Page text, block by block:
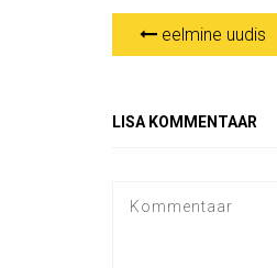
eelmine uudis
LISA KOMMENTAAR